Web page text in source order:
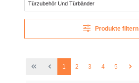
Türzubehör Und Türbänder
Produkte filtern
Seite
1 Seite
2 Seite
3 Seite
4 Seite
5